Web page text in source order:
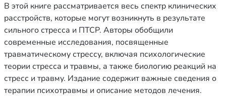
В этой книге рассматривается весь спектр клинических
расстройств, которые могут возникнуть в результате
сильного стресса и ПТСР. Авторы обобщили
современные исследования, посвященные
травматическому стрессу, включая психологические
теории стресса и травмы, а также биологию реакций на
стресс и травму. Издание содержит важные сведения о
терапии психотравмы и описание методов лечения.